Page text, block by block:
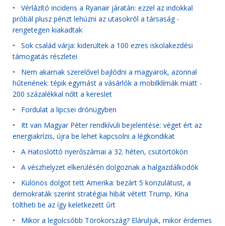
• Vérlázító incidens a Ryanair járatán: ezzel az indokkal
próbál plusz pénzt lehúzni az utasokról a társaság -
rengetegen kiakadtak
• Sok család várja: kiderültek a 100 ezres iskolakezdési
támogatás részletei
• Nem akarnak szerelővel bajlódni a magyarok, azonnal
hűtenének: tépik egymást a vásárlók a mobilklímák miatt -
200 százalékkal nőtt a kereslet
• Fordulat a lipcsei drónügyben
• Itt van Magyar Péter rendkívüli bejelentése: véget ért az
energiakrízis, újra be lehet kapcsolni a légkondikat
• A Hatoslottó nyerőszámai a 32. héten, csütörtökön
• A vészhelyzet elkerülésén dolgoznak a halgazdálkodók
• Különös dolgot tett Amerika: bezárt 5 konzulátust, a
demokraták szerint stratégiai hibát vétett Trump, Kína
töltheti be az így keletkezett űrt
• Mikor a legolcsóbb Törökország? Eláruljuk, mikor érdemes